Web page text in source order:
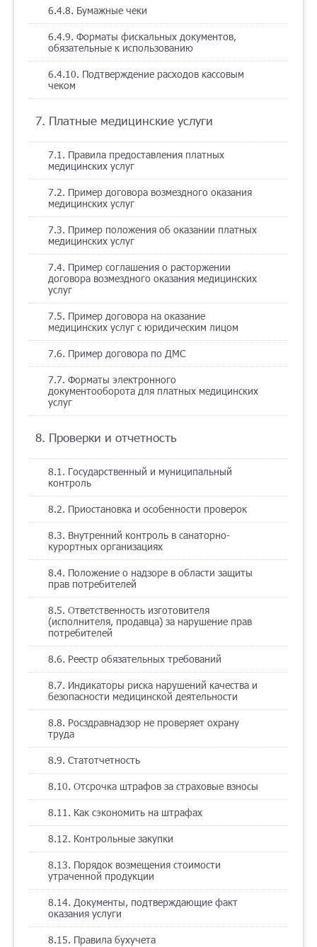
6.4.8. Бумажные чеки
6.4.9. Форматы фискальных документов,
обязательные к использованию
6.4.10. Подтверждение расходов кассовым
чеком
7. Платные медицинские услуги
7.1. Правила предоставления платных
медицинских услуг
7.2. Пример договора возмездного оказания
медицинских услуг
7.3. Пример положения об оказании платных
медицинских услуг
7.4. Пример соглашения о расторжении
договора возмездного оказания медицинских
услуг
7.5. Пример договора на оказание
медицинских услуг с юридическим лицом
7.6. Пример договора по ДМС
7.7. Форматы электронного
документооборота для платных медицинских
услуг
8. Проверки и отчетность
8.1. Государственный и муниципальный
контроль
8.2. Приостановка и особенности проверок
8.3. Внутренний контроль в санаторно-
курортных организациях
8.4. Положение о надзоре в области защиты
прав потребителей
8.5. Ответственность изготовителя
(исполнителя, продавца) за нарушение прав
потребителей
8.6. Реестр обязательных требований
8.7. Индикаторы риска нарушений качества и
безопасности медицинской деятельности
8.8. Росздравнадзор не проверяет охрану
труда
8.9. Статотчетность
8.10. Отсрочка штрафов за страховые взносы
8.11. Как сэкономить на штрафах
8.12. Контрольные закупки
8.13. Порядок возмещения стоимости
утраченной продукции
8.14. Документы, подтверждающие факт
оказания услуги
8.15. Правила бухучета